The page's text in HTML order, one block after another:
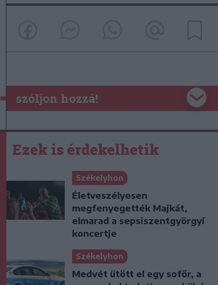
szóljon hozzá!
Ezek is érdekelhetik
Székelyhon
Életveszélyesen
megfenyegették Majkát,
elmarad a sepsiszentgyörgyi
koncertje
Székelyhon
Medvét ütött el egy sofőr, a